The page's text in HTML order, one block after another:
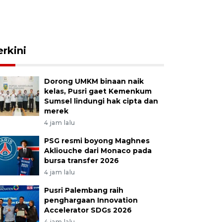
Dorong UMKM binaan naik
kelas, Pusri gaet Kemenkum
Sumsel lindungi hak cipta dan
merek
4 jam lalu
PSG resmi boyong Maghnes
Akliouche dari Monaco pada
bursa transfer 2026
4 jam lalu
Pusri Palembang raih
penghargaan Innovation
Accelerator SDGs 2026